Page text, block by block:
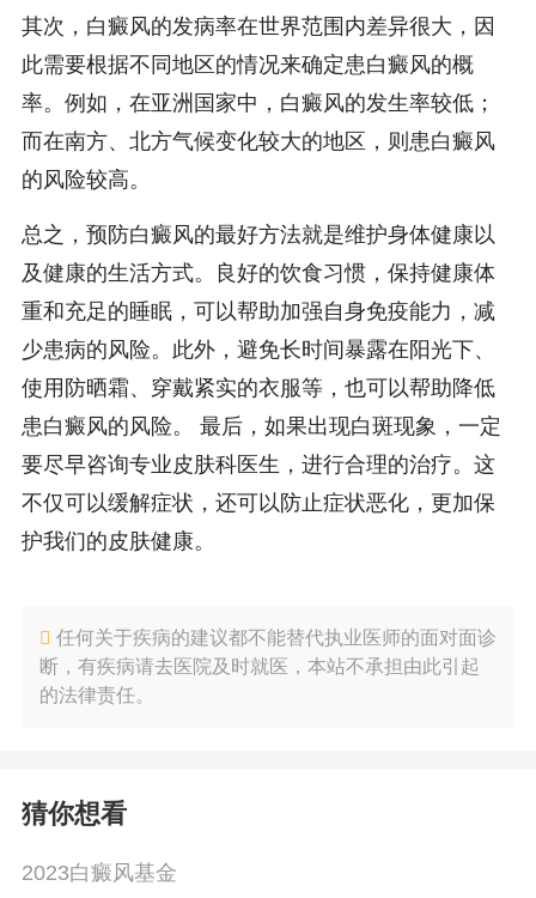
其次，白癜风的发病率在世界范围内差异很大，因
此需要根据不同地区的情况来确定患白癜风的概
率。例如，在亚洲国家中，白癜风的发生率较低；
而在南方、北方气候变化较大的地区，则患白癜风
的风险较高。
总之，预防白癜风的最好方法就是维护身体健康以
及健康的生活方式。良好的饮食习惯，保持健康体
重和充足的睡眠，可以帮助加强自身免疫能力，减
少患病的风险。此外，避免长时间暴露在阳光下、
使用防晒霜、穿戴紧实的衣服等，也可以帮助降低
患白癜风的风险。 最后，如果出现白斑现象，一定
要尽早咨询专业皮肤科医生，进行合理的治疗。这
不仅可以缓解症状，还可以防止症状恶化，更加保
护我们的皮肤健康。
任何关于疾病的建议都不能替代执业医师的面对面诊
断，有疾病请去医院及时就医，本站不承担由此引起
的法律责任。
猜你想看
2023白癜风基金